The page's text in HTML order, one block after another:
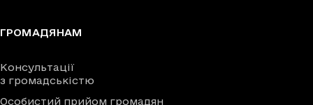
ГРОМАДЯНАМ
Консультації
з громадськістю
Особистий прийом громадян